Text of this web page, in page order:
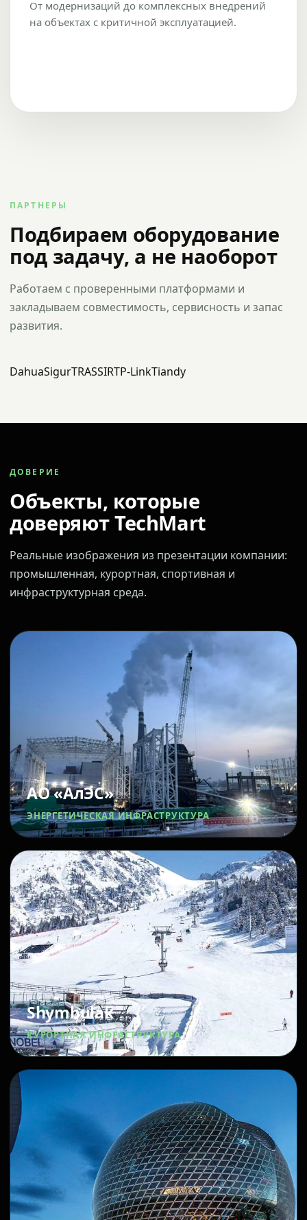
От модернизаций до комплексных внедрений
на объектах с критичной эксплуатацией.
ПАРТНЕРЫ
Подбираем оборудование
под задачу, а не наоборот
Работаем с проверенными платформами и
закладываем совместимость, сервисность и запас
развития.
DahuaSigurTRASSIRTP-LinkTiandy
ДОВЕРИЕ
Объекты, которые
доверяют TechMart
Реальные изображения из презентации компании:
промышленная, курортная, спортивная и
инфраструктурная среда.
АО «АлЭС»
ЭНЕРГЕТИЧЕСКАЯ ИНФРАСТРУКТУРА
Shymbulak
КУРОРТНАЯ ИНФРАСТРУКТУРА